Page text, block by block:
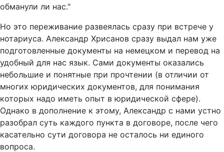
обманули ли нас."
Но это переживание развеялась сразу при встрече у
нотариуса. Александр Хрисанов сразу выдал нам уже
подготовленные документы на немецком и перевод на
удобный для нас язык. Сами документы оказались
небольшие и понятные при прочтении (в отличии от
многих юридических документов, для понимания
которых надо иметь опыт в юридической сфере).
Однако в дополнение к этому, Александр с нами устно
разобрал суть каждого пункта в договоре, после чего
касательно сути договора не осталось ни единого
вопроса.